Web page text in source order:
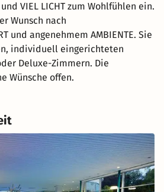
und VIEL LICHT zum Wohlfühlen ein.
Wunsch nach
und angenehmem AMBIENTE. Sie
individuell eingerichteten
Deluxe-Zimmern. Die
Wünsche offen.